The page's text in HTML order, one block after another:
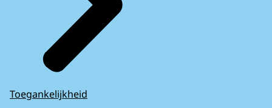
Toegankelijkheid